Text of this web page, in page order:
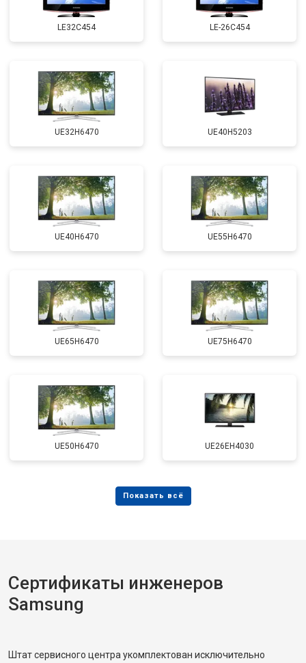
LE32C454 LE-26C454
UE32H6470 UE40H5203
UE40H6470 UE55H6470
UE65H6470 UE75H6470
UE50H6470 UE26EH4030
Сертификаты инженеров
Samsung
Штат сервисного центра укомплектован исключительно